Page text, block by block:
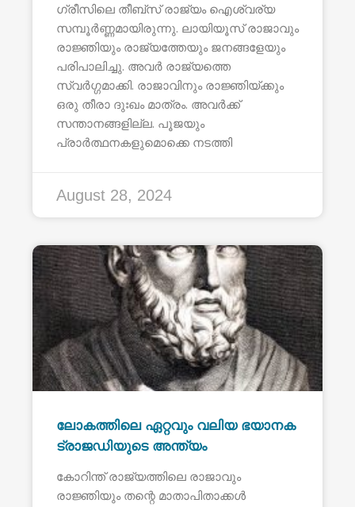
ഗ്രീസിലെ തീബ്സ് രാജ്യം ഐശ്വര്യ
സമ്പൂർണ്ണമായിരുന്നു. ലായിയൂസ് രാജാവും
രാജ്ഞിയും രാജ്യത്തേയും ജനങ്ങളേയും
പരിപാലിച്ചു. അവർ രാജ്യത്തെ
സ്വർഗ്ഗമാക്കി. രാജാവിനും രാജ്ഞിയ്ക്കും
ഒരു തീരാ ദുഃഖം മാത്രം. അവർക്ക്
സന്താനങ്ങളില്ല. പൂജയും
പ്രാർത്ഥനകളുമൊക്കെ നടത്തി
August 28, 2024
ലോകത്തിലെ ഏറ്റവും വലിയ ഭയാനക
ട്രാജഡിയുടെ അന്ത്യം
കോറിന്ത് രാജ്യത്തിലെ രാജാവും
രാജ്ഞിയും തന്റെ മാതാപിതാക്കൾ